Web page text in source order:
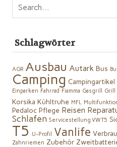
Schlagwörter
AGR Ausbau Autark Bus
Camping Campingartikel
Einparken Fahrrad Fiamma Gasgrill Grill
Korsika Kühltruhe MFL
Pedaloc Pflege Reisen
Schlafen Servicestellung VW T5
T5 U-Profil Vanlife
Zahnriemen Zubehör